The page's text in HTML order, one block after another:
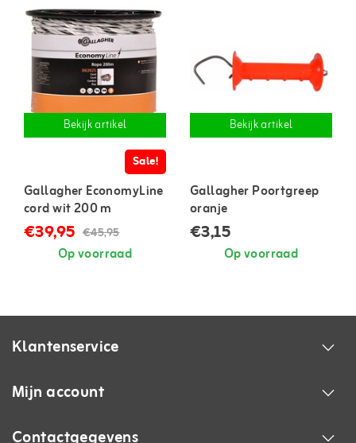
Bekijk artikel
Sale!
Gallagher EconomyLine
cord wit 200 m
€39,95 €45,95
Op voorraad
Bekijk artikel
Gallagher Poortgreep
oranje
€3,15
Op voorraad
Klantenservice
Mijn account
Contactgegevens